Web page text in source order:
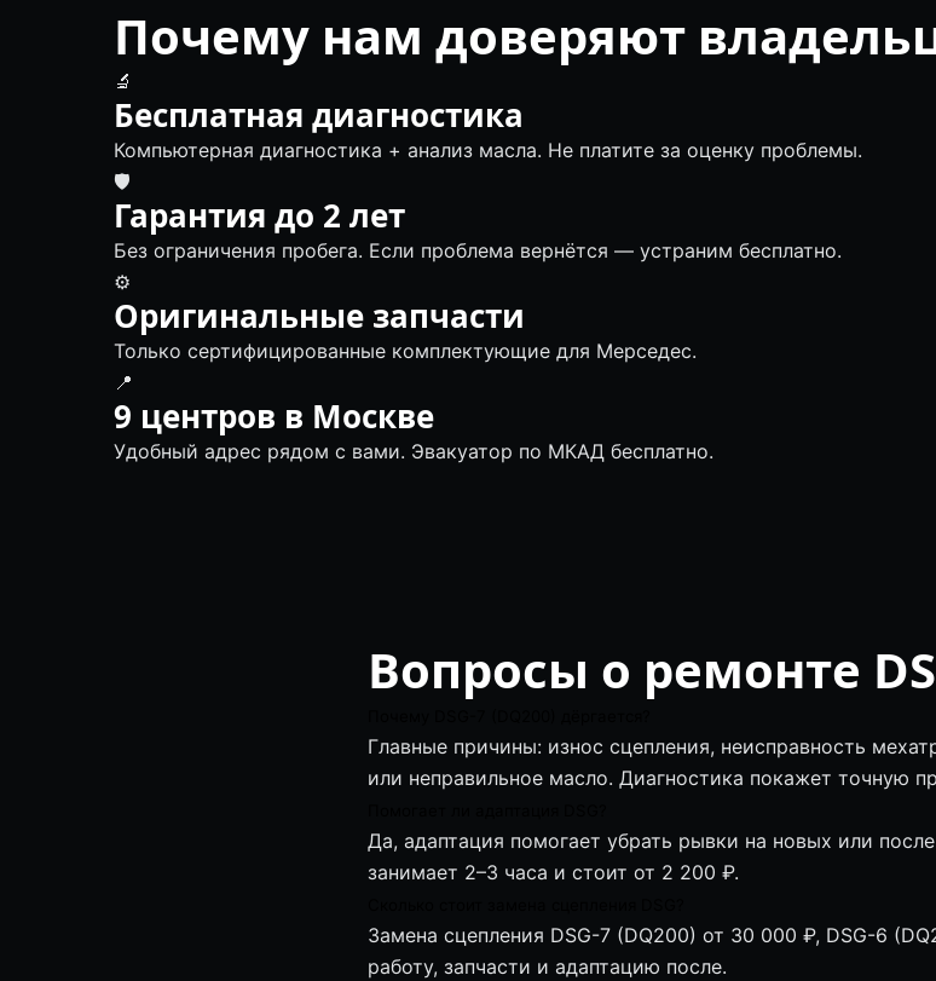
Почему нам доверяют
🔬
Бесплатная диагностика
Компьютерная диагностика + анализ масла. Не платите за оценку проблемы.
🛡
Гарантия до 2 лет
Без ограничения пробега. Если проблема вернётся — устраним бесплатно.
⚙️
Оригинальные запчасти
Только сертифицированные комплектующие для Мерседес.
📍
9 центров в Москве
Удобный адрес рядом с вами. Эвакуатор по МКАД бесплатно.
Вопросы о ремонте
Главные причины: износ сцепления, неисправность
или неправильное масло. Диагностика покажет точную
Да, адаптация помогает убрать рывки на новых или
занимает 2–3 часа и стоит от 2 200 ₽.
Замена сцепления DSG-7 (DQ200) от 30 000 ₽, DSG-6
работу, запчасти и адаптацию после.